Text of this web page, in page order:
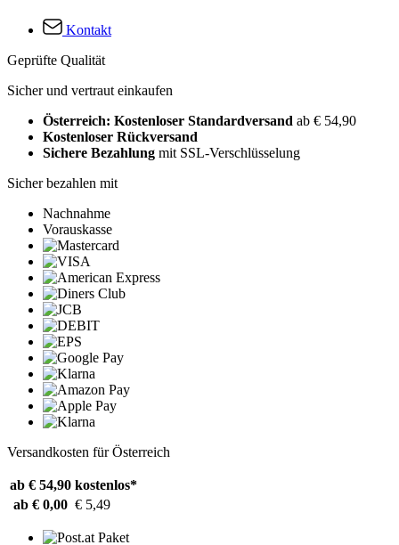
Kontakt
Geprüfte Qualität
Sicher und vertraut einkaufen
Österreich: Kostenloser Standardversand ab € 54,90
Kostenloser Rückversand
Sichere Bezahlung mit SSL-Verschlüsselung
Sicher bezahlen mit
Nachnahme
Vorauskasse
Versandkosten für Österreich
ab € 54,90 kostenlos*
ab € 0,00 € 5,49